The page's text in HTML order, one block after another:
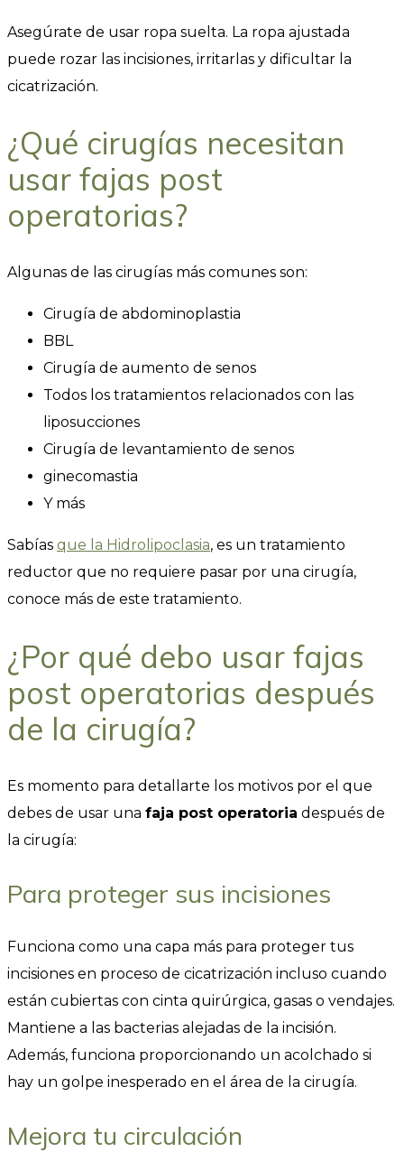
Asegúrate de usar ropa suelta. La ropa ajustada
puede rozar las incisiones, irritarlas y dificultar la
cicatrización.
¿Qué cirugías necesitan
usar fajas post
operatorias?
Algunas de las cirugías más comunes son:
Cirugía de abdominoplastia
BBL
Cirugía de aumento de senos
Todos los tratamientos relacionados con las
liposucciones
Cirugía de levantamiento de senos
ginecomastia
Y más
Sabías que la Hidrolipoclasia, es un tratamiento
reductor que no requiere pasar por una cirugía,
conoce más de este tratamiento.
¿Por qué debo usar fajas
post operatorias después
de la cirugía?
Es momento para detallarte los motivos por el que
debes de usar una faja post operatoria después de
la cirugía:
Para proteger sus incisiones
Funciona como una capa más para proteger tus
incisiones en proceso de cicatrización incluso cuando
están cubiertas con cinta quirúrgica, gasas o vendajes.
Mantiene a las bacterias alejadas de la incisión.
Además, funciona proporcionando un acolchado si
hay un golpe inesperado en el área de la cirugía.
Mejora tu circulación